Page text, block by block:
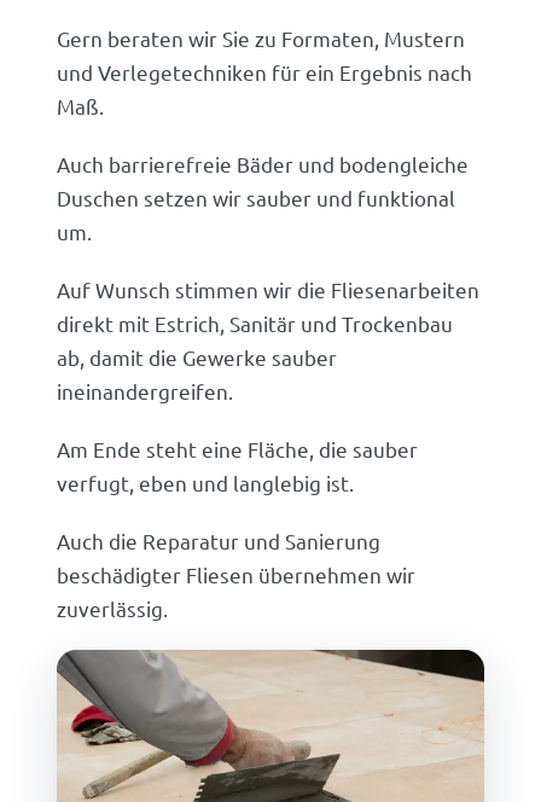
Gern beraten wir Sie zu Formaten, Mustern
und Verlegetechniken für ein Ergebnis nach
Maß.
Auch barrierefreie Bäder und bodengleiche
Duschen setzen wir sauber und funktional
um.
Auf Wunsch stimmen wir die Fliesenarbeiten
direkt mit Estrich, Sanitär und Trockenbau
ab, damit die Gewerke sauber
ineinandergreifen.
Am Ende steht eine Fläche, die sauber
verfugt, eben und langlebig ist.
Auch die Reparatur und Sanierung
beschädigter Fliesen übernehmen wir
zuverlässig.